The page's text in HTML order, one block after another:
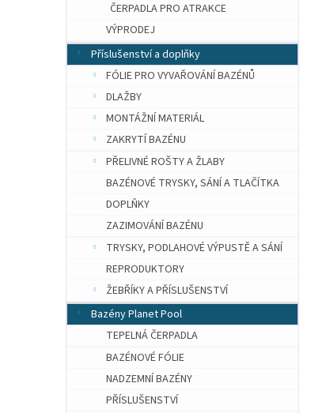
ČERPADLA PRO ATRAKCE
VÝPRODEJ
Příslušenství a doplňky
FÓLIE PRO VYVAŘOVÁNÍ BAZÉNŮ
DLAŽBY
MONTÁŽNÍ MATERIÁL
ZAKRYTÍ BAZÉNU
PŘELIVNÉ ROŠTY A ŽLABY
BAZÉNOVÉ TRYSKY, SÁNÍ A TLAČÍTKA
DOPLŇKY
ZAZIMOVÁNÍ BAZÉNU
TRYSKY, PODLAHOVÉ VÝPUSTĚ A SÁNÍ
REPRODUKTORY
ŽEBŘÍKY A PŘÍSLUŠENSTVÍ
Bazény Planet Pool
TEPELNÁ ČERPADLA
BAZÉNOVÉ FÓLIE
NADZEMNÍ BAZÉNY
PŘÍSLUŠENSTVÍ